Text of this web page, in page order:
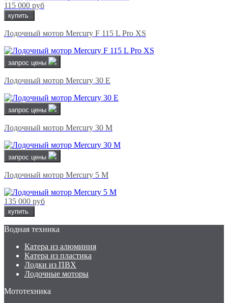
115 000 руб
купить
Лодочный мотор Mercury F 115 L Pro XS
запрос цены
Лодочный мотор Mercury 30 E
запрос цены
Лодочный мотор Mercury 30 M
запрос цены
Лодочный мотор Mercury 5 M
135 000 руб
купить
Водная техника
Катера из алюминия
Катера из пластика
Лодки из ПВХ
Лодочные моторы
Мототехника